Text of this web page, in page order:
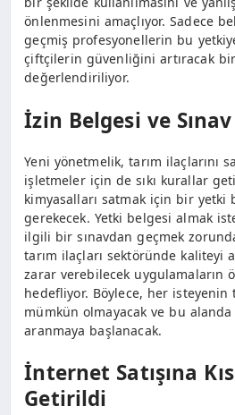
önlenmesini amaçlıyor. Sadece
geçmiş profesyonellerin bu
çiftçilerin güvenliğini artıracak
değerlendiriliyor.
İzin Belgesi ve
Yeni yönetmelik, tarım ilaçlarını
işletmeler için de sıkı kurallar
kimyasalları satmak için bir yetki
gerekecek. Yetki belgesi almak
ilgili bir sınavdan geçmek
tarım ilaçları sektöründe kaliteyi
zarar verebilecek uygulamaların
hedefliyor. Böylece, her isteyenin
mümkün olmayacak ve bu alanda
aranmaya başlanacak.
İnternet Satışına
Getirildi